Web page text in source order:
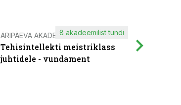
ÄRIPÄEVA AKADEEMIA
Tehisintellekti meistriklass
juhtidele - vundament
8 akadeemilist tundi